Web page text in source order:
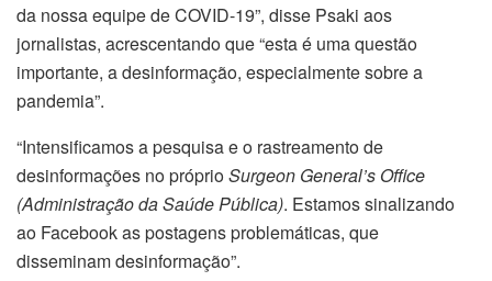
da nossa equipe de COVID-19”, disse Psaki aos
jornalistas, acrescentando que “esta é uma questão
importante, a desinformação, especialmente sobre a
pandemia”.
“Intensificamos a pesquisa e o rastreamento de
desinformações no próprioSurgeon General’s Office
(Administração da Saúde Pública). Estamos sinalizando
ao Facebook as postagens problemáticas, que
disseminam desinformação”.